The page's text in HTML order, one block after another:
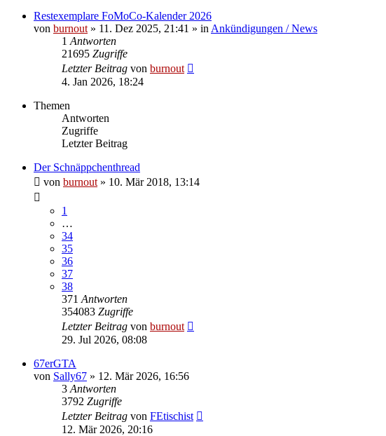
Restexemplare FoMoCo-Kalender 2026
von burnout » 11. Dez 2025, 21:41 » in Ankündigungen / News
1 Antworten
21695 Zugriffe
Letzter Beitrag von burnout
4. Jan 2026, 18:24
Themen
Antworten
Zugriffe
Letzter Beitrag
Der Schnäppchenthread
von burnout » 10. Mär 2018, 13:14
1
…
34
35
36
37
38
371 Antworten
354083 Zugriffe
Letzter Beitrag von burnout
29. Jul 2026, 08:08
67erGTA
von Sally67 » 12. Mär 2026, 16:56
3 Antworten
3792 Zugriffe
Letzter Beitrag von FEtischist
12. Mär 2026, 20:16